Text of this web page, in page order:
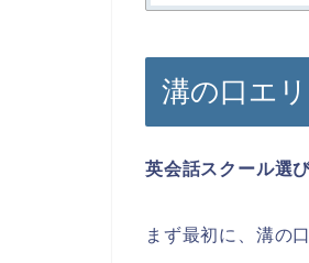
溝の口エ
英会話スクール選
まず最初に、溝の